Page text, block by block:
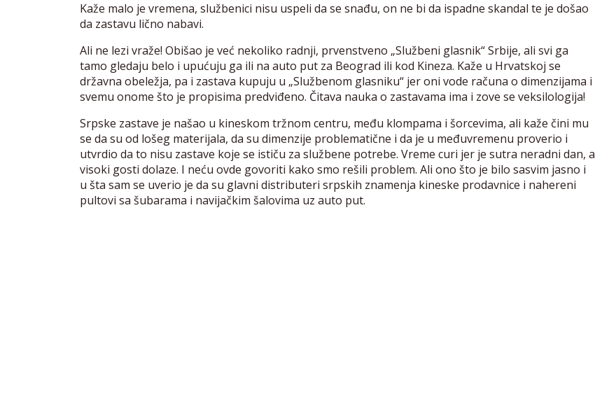
Kaže malo je vremena, službenici nisu uspeli da se snađu, on ne bi da ispadne skandal te je došao
da zastavu lično nabavi.
Ali ne lezi vraže! Obišao je već nekoliko radnji, prvenstveno „Službeni glasnik“ Srbije, ali svi ga
tamo gledaju belo i upućuju ga ili na auto put za Beograd ili kod Kineza. Kaže u Hrvatskoj se
državna obeležja, pa i zastava kupuju u „Službenom glasniku“ jer oni vode računa o dimenzijama i
svemu onome što je propisima predviđeno. Čitava nauka o zastavama ima i zove se veksilologija!
Srpske zastave je našao u kineskom tržnom centru, među klompama i šorcevima, ali kaže čini mu
se da su od lošeg materijala, da su dimenzije problematične i da je u međuvremenu proverio i
utvrdio da to nisu zastave koje se ističu za službene potrebe. Vreme curi jer je sutra neradni dan, a
visoki gosti dolaze. I neću ovde govoriti kako smo rešili problem. Ali ono što je bilo sasvim jasno i
u šta sam se uverio je da su glavni distributeri srpskih znamenja kineske prodavnice i nahereni
pultovi sa šubarama i navijačkim šalovima uz auto put.